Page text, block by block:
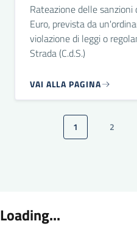
Rateazione delle
Euro, prevista da
violazione di leggi o
Strada (C.d.S.)
VAI ALLA PAGINA
Paginazione
Pagina attuale
1 Pagina
2